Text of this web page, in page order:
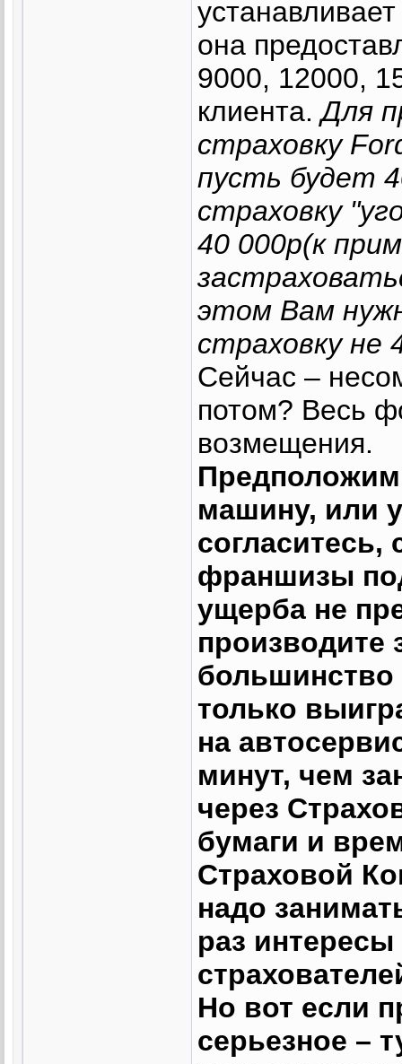
она
9000, 12000,
клиента.Для
страховку
пусть будет
страховку
40 000р(к
этом Вам
страховку не
Сейчас –
потом? Весь
возмещения.
машину, или
франшизы
ущерба не
производите
большинство
только
на
минут, чем
через
бумаги и
Страховой
надо
раз
Но вот если
серьезное –